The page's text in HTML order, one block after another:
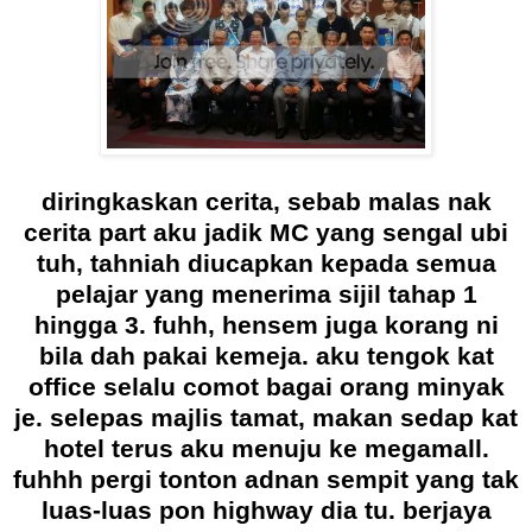
diringkaskan cerita, sebab malas nak
cerita part aku jadik MC yang sengal ubi
tuh, tahniah diucapkan kepada semua
pelajar yang menerima sijil tahap 1
hingga 3. fuhh, hensem juga korang ni
bila dah pakai kemeja. aku tengok kat
office selalu comot bagai orang minyak
je. selepas majlis tamat, makan sedap kat
hotel terus aku menuju ke megamall.
fuhhh pergi tonton adnan sempit yang tak
luas-luas pon highway dia tu. berjaya